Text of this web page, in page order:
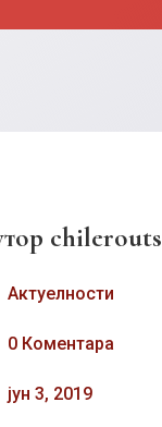
chilerouts
Актуелности
0 Коментара
јун 3, 2019